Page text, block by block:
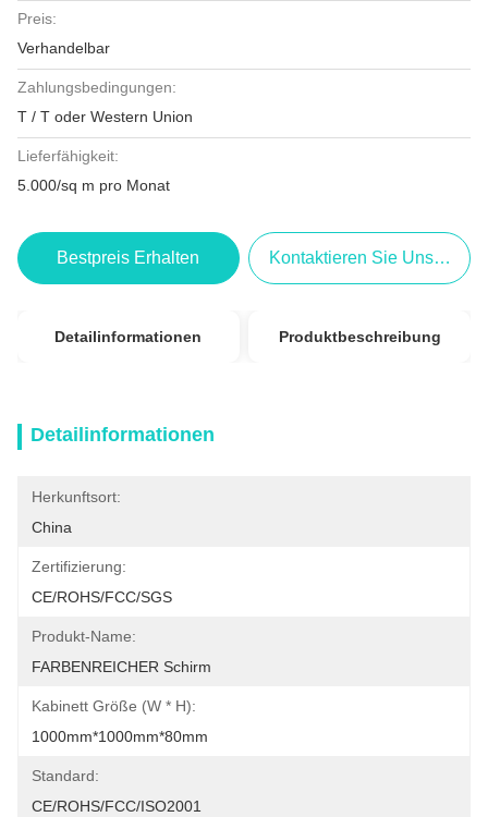
Preis:
Verhandelbar
Zahlungsbedingungen:
T / T oder Western Union
Lieferfähigkeit:
5.000/sq m pro Monat
Bestpreis Erhalten Kontaktieren Sie Uns Jetzt
Detailinformationen Produktbeschreibung
Detailinformationen
Herkunftsort:
China
Zertifizierung:
CE/ROHS/FCC/SGS
Produkt-Name:
FARBENREICHER Schirm
Kabinett Größe (W * H):
1000mm*1000mm*80mm
Standard:
CE/ROHS/FCC/ISO2001